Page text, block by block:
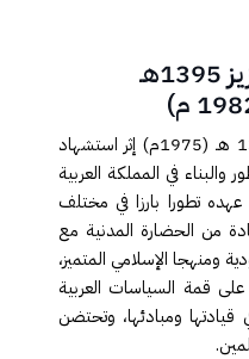
الملك خالد بن عبد العزيز 1395هـ
بويع ملكا على البلاد في عام 1395 هـ (1975م) إثر استشهاد
في المملكة العربية
تطورا بارزا في مختلف
من الحضارة المدنية مع
ومنهجا الإسلامي المتميز،
قمة السياسات العربية
قيادتها ومبادئها، وتحتضن
.